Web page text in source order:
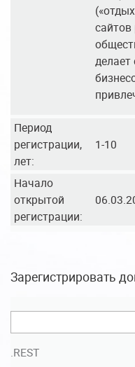
сайтов
Период
регистрации,
лет:
1-10
Начало
открытой
регистрации:
Зарегистрировать
.REST